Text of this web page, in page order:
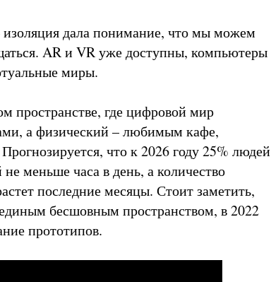
дала понимание, что мы можем
AR и VR уже доступны, компьютеры
миры.
пространстве, где цифровой мир
а физический – любимым кафе,
что к 2026 году 25% людей
меньше часа в день, а количество
последние месяцы. Стоит заметить,
бесшовным пространством, в 2022
прототипов.